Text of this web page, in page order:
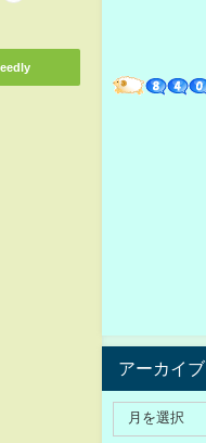
アーカイブ